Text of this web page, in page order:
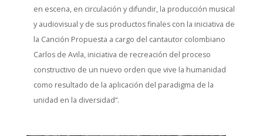
en escena, en circulación y difundir, la producción musical
y audiovisual y de sus productos finales con la iniciativa de
la Canción Propuesta a cargo del cantautor colombiano
Carlos de Avila, iniciativa de recreación del proceso
constructivo de un nuevo orden que vive la humanidad
como resultado de la aplicación del paradigma de la
unidad en la diversidad”.